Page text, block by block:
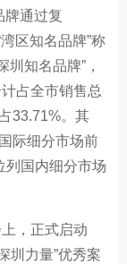
牌通过复
区知名品牌”称
知名品牌”，
占全市销售总
33.71%。其
际细分市场前
列国内细分市场
，正式启动
圳力量”优秀案